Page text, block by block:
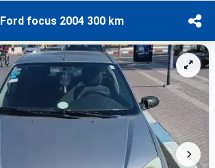
Ford focus 2004 300 km